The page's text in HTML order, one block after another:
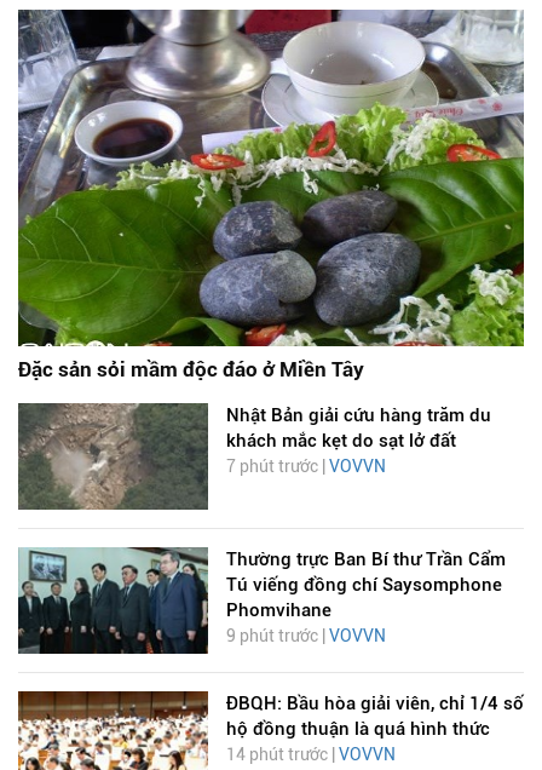
Đặc sản sỏi mầm độc đáo ở Miền Tây
Nhật Bản giải cứu hàng trăm du
khách mắc kẹt do sạt lở đất
7 phút trước | VOVVN
Thường trực Ban Bí thư Trần Cẩm
Tú viếng đồng chí Saysomphone
Phomvihane
9 phút trước | VOVVN
ĐBQH: Bầu hòa giải viên, chỉ 1/4 số
hộ đồng thuận là quá hình thức
14 phút trước | VOVVN